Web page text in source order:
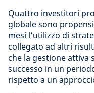
Quattro investitori
globale sono
mesi l’utilizzo di
collegato ad altri
che la gestione attiva
successo in un
rispetto a un